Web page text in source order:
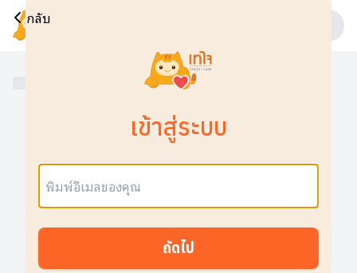
กลับ
เข้าสู่ระบบ
อีเมล:
ถัดไป